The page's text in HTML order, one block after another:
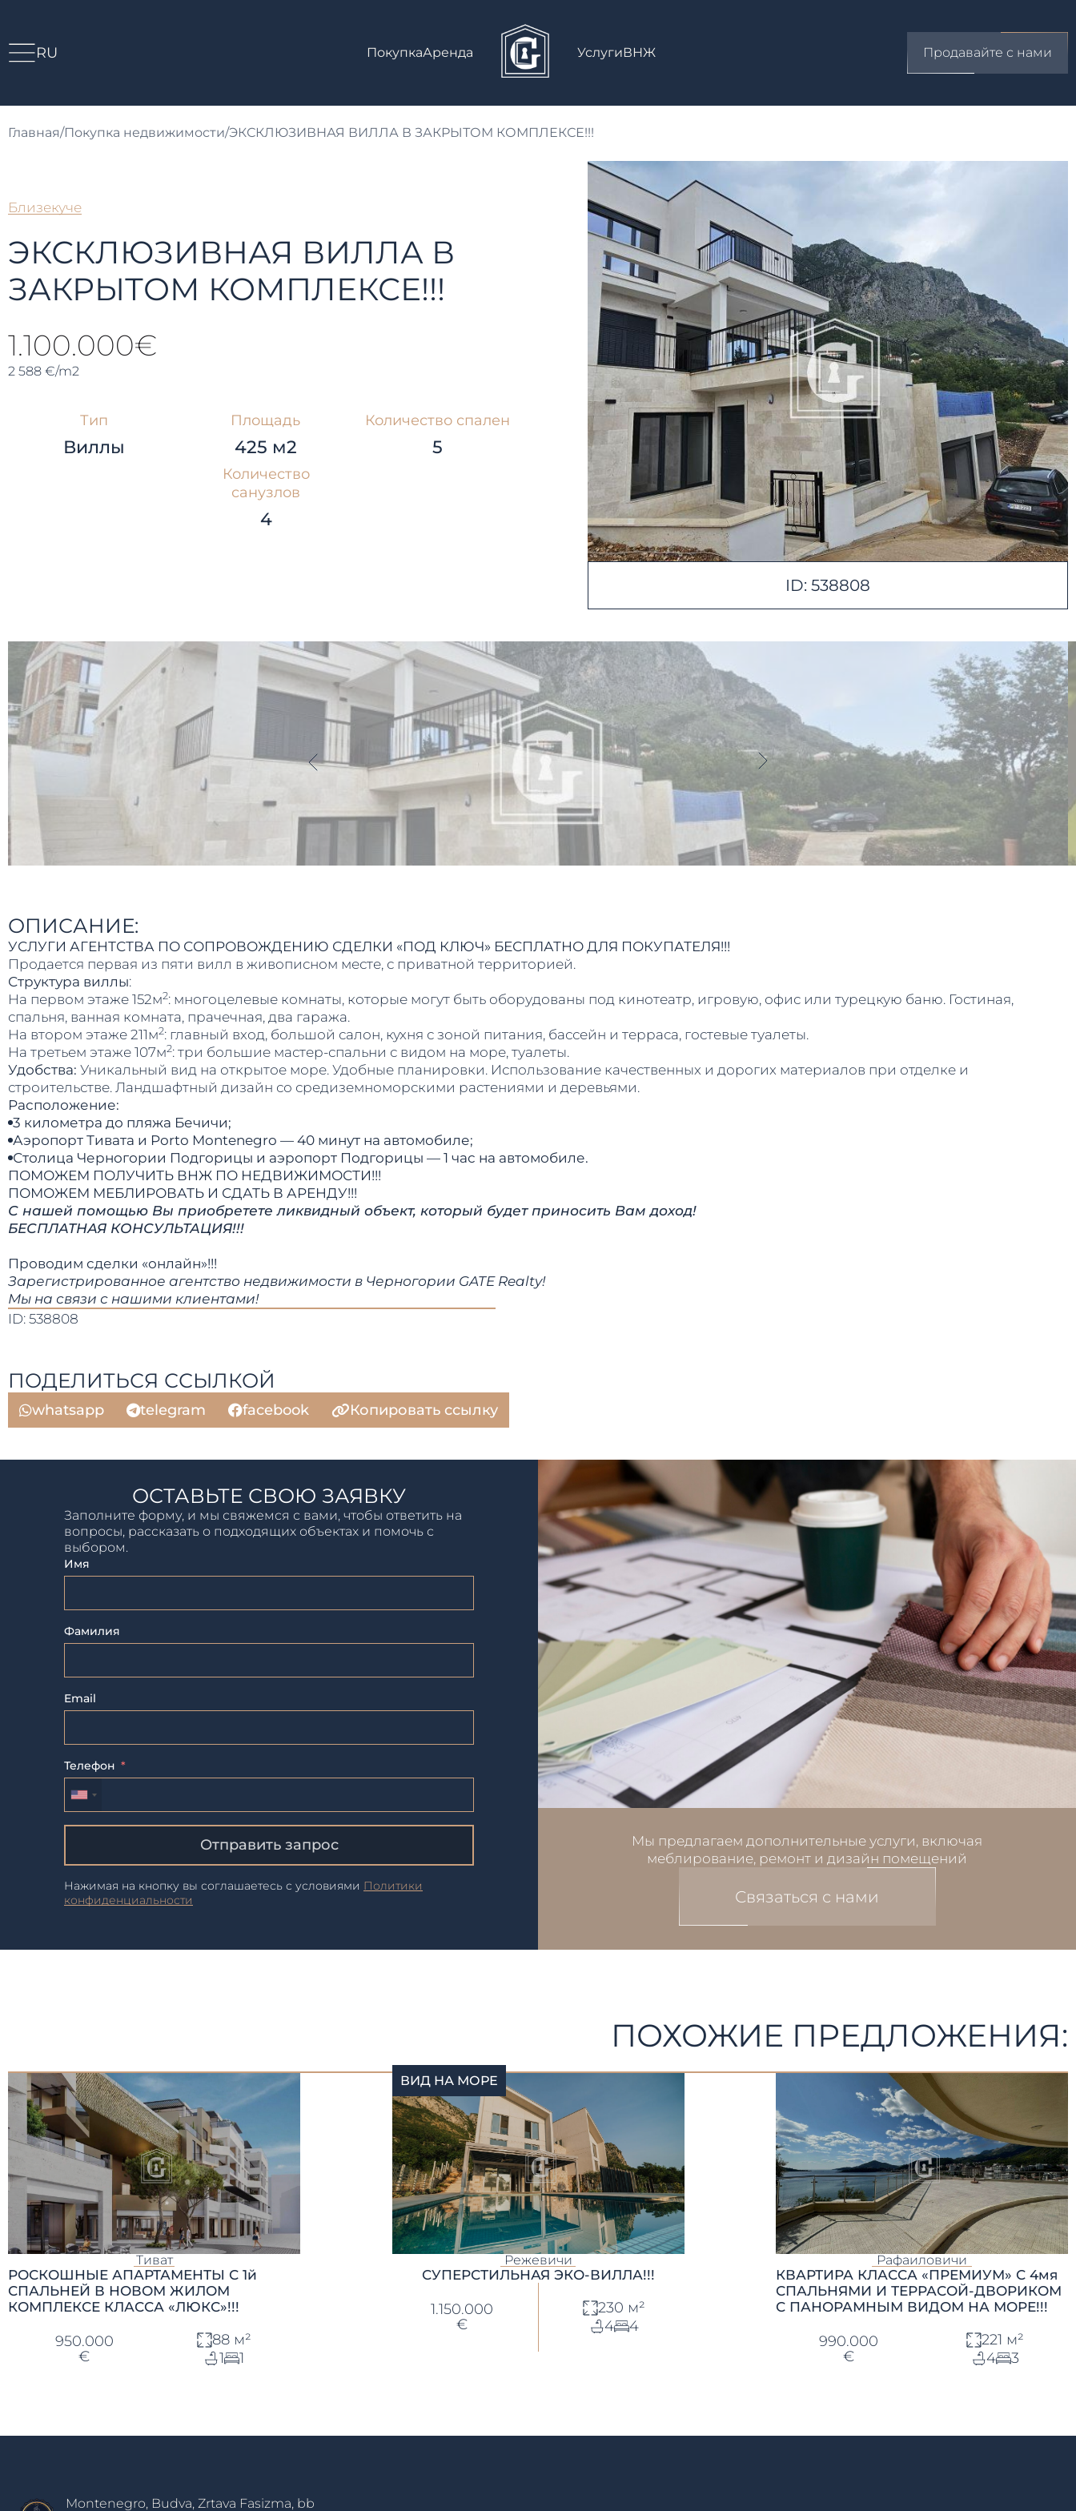
RU ПокупкаАренда УслугиВНЖ Продавайте с нами
Главная/Покупка недвижимости/ЭКСКЛЮЗИВНАЯ ВИЛЛА В ЗАКРЫТОМ КОМПЛЕКСЕ!!!
Близекуче
ЭКСКЛЮЗИВНАЯ ВИЛЛА В
ЗАКРЫТОМ КОМПЛЕКСЕ!!!
1.100.000€
2 588 €/m2
Тип
Виллы
Площадь
425 м2
Количество спален
5
Количество
санузлов
4
ID: 538808
ОПИСАНИЕ:
УСЛУГИ АГЕНТСТВА ПО СОПРОВОЖДЕНИЮ СДЕЛКИ «ПОД КЛЮЧ» БЕСПЛАТНО ДЛЯ ПОКУПАТЕЛЯ!!!
Продается первая из пяти вилл в живописном месте, с приватной территорией.
Структура виллы:
На первом этаже 152м2: многоцелевые комнаты, которые могут быть оборудованы под кинотеатр, игровую, офис или турецкую баню. Гостиная,
спальня, ванная комната, прачечная, два гаража.
На втором этаже 211м2: главный вход, большой салон, кухня с зоной питания, бассейн и терраса, гостевые туалеты.
На третьем этаже 107м2: три большие мастер-спальни с видом на море, туалеты.
Удобства: Уникальный вид на открытое море. Удобные планировки. Использование качественных и дорогих материалов при отделке и
строительстве. Ландшафтный дизайн со средиземноморскими растениями и деревьями.
Расположение:
3 километра до пляжа Бечичи;
Аэропорт Тивата и Porto Montenegro — 40 минут на автомобиле;
Столица Черногории Подгорицы и аэропорт Подгорицы — 1 час на автомобиле.
ПОМОЖЕМ ПОЛУЧИТЬ ВНЖ ПО НЕДВИЖИМОСТИ!!!
​​​​​​​ПОМОЖЕМ МЕБЛИРОВАТЬ И СДАТЬ В АРЕНДУ!!!
С нашей помощью Вы приобретете ликвидный объект, который будет приносить Вам доход!
БЕСПЛАТНАЯ КОНСУЛЬТАЦИЯ!!!
Проводим сделки «онлайн»!!!
Зарегистрированное агентство недвижимости в Черногории GATE Realty!
​​​​​​​Мы на связи с нашими клиентами!​​​​​​​
ID: 538808
ПОДЕЛИТЬСЯ ССЫЛКОЙ
whatsapp telegram facebook Копировать ссылку
ОСТАВЬТЕ СВОЮ ЗАЯВКУ
Заполните форму, и мы свяжемся с вами, чтобы ответить на
вопросы, рассказать о подходящих объектах и помочь с
выбором.
Имя
Фамилия
Email
Телефон
Отправить запрос
Нажимая на кнопку вы соглашаетесь с условиями Политики
конфиденциальности
Мы предлагаем дополнительные услуги, включая
меблирование, ремонт и дизайн помещений
Связаться с нами
ПОХОЖИЕ ПРЕДЛОЖЕНИЯ:
Тиват
РОСКОШНЫЕ АПАРТАМЕНТЫ С 1й
СПАЛЬНЕЙ В НОВОМ ЖИЛОМ
КОМПЛЕКСЕ КЛАССА «ЛЮКС»!!!
950.000
€
88 м²
1
1
ВИД НА МОРЕ
Режевичи
СУПЕРСТИЛЬНАЯ ЭКО-ВИЛЛА!!!
1.150.000
€
230 м²
4
4
Рафаиловичи
КВАРТИРА КЛАССА «ПРЕМИУМ» С 4мя
СПАЛЬНЯМИ И ТЕРРАСОЙ-ДВОРИКОМ
С ПАНОРАМНЫМ ВИДОМ НА МОРЕ!!!
990.000
€
221 м²
4
3
Montenegro, Budva, Zrtava Fasizma, bb